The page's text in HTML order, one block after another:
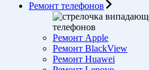
Ремонт телефонов
телефонов
Ремонт Apple
Ремонт BlackView
Ремонт Huawei